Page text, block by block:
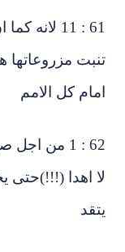
61 : 11 لانه كما
مزروعاتها
62 : 1 من اجل
اهدا (!!!)حتى